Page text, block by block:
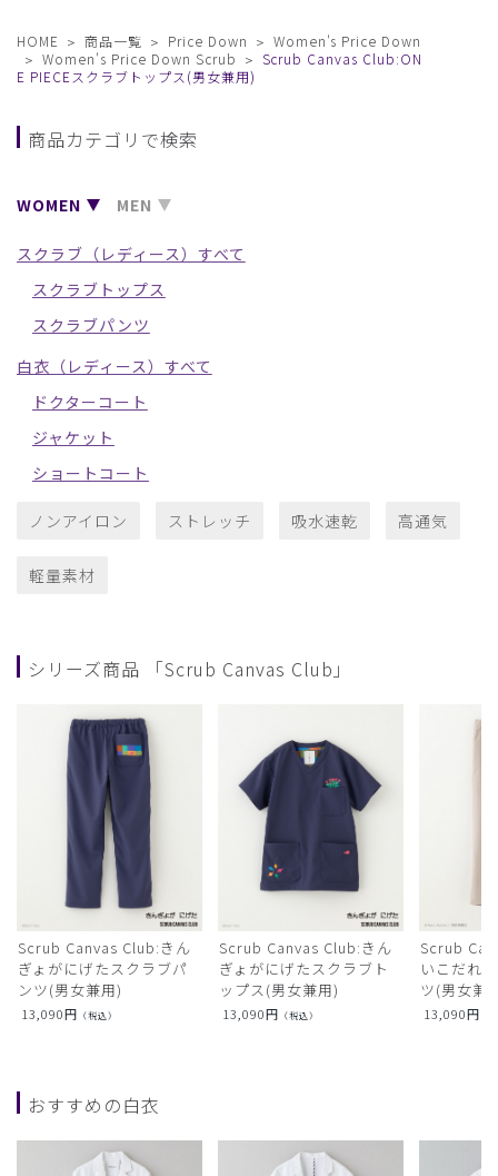
HOME 商品一覧 Price Down
Women's Price Down
Women's Price Down Scrub
Scrub Canvas Club:ON
E PIECEスクラブトップス(男女兼用)
商品カテゴリで検索
WOMEN MEN
スクラブ（レディース）すべて
スクラブトップス
スクラブパンツ
白衣（レディース）すべて
ドクターコート
ジャケット
ショートコート
ノンアイロン ストレッチ 吸水速乾 高通気
軽量素材
シリーズ商品 「Scrub Canvas Club」
Scrub Canvas Club:きん
ぎょがにげたスクラブパ
ンツ(男女兼用)
13,090円 （税込）
Scrub Canvas Club:きん
ぎょがにげたスクラブト
ップス(男女兼用)
13,090円 （税込）
Scrub
いこだれ
ツ(男女兼
13,090円
おすすめの白衣